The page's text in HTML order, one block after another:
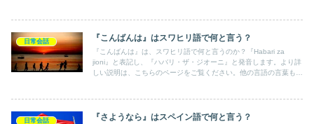
日常会話 『こんばんは』はスワヒリ語で何と言う？
『こんばんは』は、スワヒリ語で何と言うのか？『Habari za
jioni』と表記し、『ハバリ・ザ・ジオーニ』と発音します。より詳
しい説明は、こちらのページをご覧ください。他の言語の言葉も紹
日常会話 『さようなら』はスペイン語で何と言う？